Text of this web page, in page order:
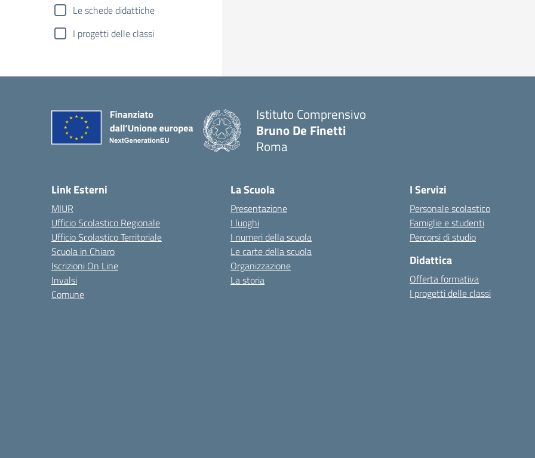
Le schede didattiche
I progetti delle classi
Istituto Comprensivo
Bruno De Finetti
Roma
Link Esterni
MIUR
Ufficio Scolastico Regionale
Ufficio Scolastico Territoriale
Scuola in Chiaro
Iscrizioni On Line
Invalsi
Comune
La Scuola
Presentazione
I luoghi
I numeri della scuola
Le carte della scuola
Organizzazione
La storia
I Servizi
Personale scolastico
Famiglie e studenti
Percorsi di studio
Didattica
Offerta formativa
I progetti delle classi